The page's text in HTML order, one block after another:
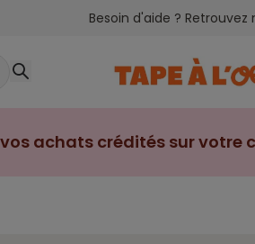
Besoin d'aide ? Retrouvez
achats crédités sur